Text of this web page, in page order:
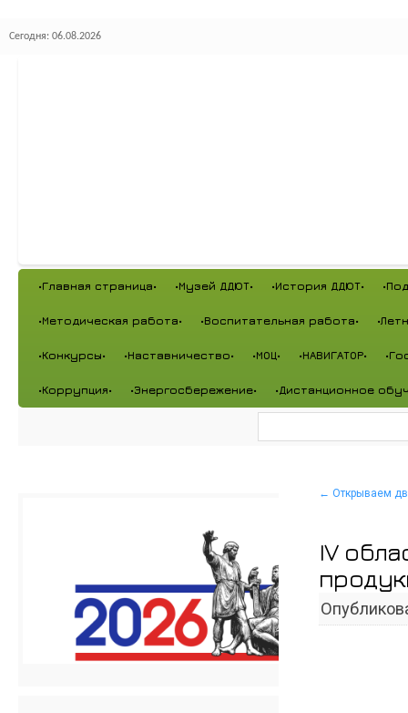
Сегодня: 06.08.2026
•Главная страница• •Музей ДДЮТ• •История ДДЮТ•
•Методическая работа• •Воспитательная работа•
•Конкурсы• •Наставничество• •МОЦ• •НАВИГАТОР•
•Коррупция• •Энергосбережение• •Дистанционное
← Открываем
IV